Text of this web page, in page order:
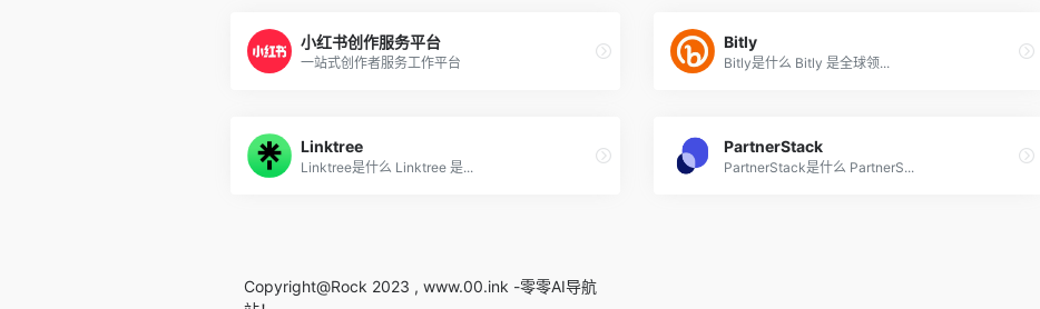
小红书创作服务平台
一站式创作者服务工作平台
Bitly
Bitly是什么 Bitly 是全球领...
Linktree
Linktree是什么 Linktree 是...
PartnerStack
PartnerStack是什么 PartnerS...
Copyright@Rock 2023 , www.00.ink -零零AI导航